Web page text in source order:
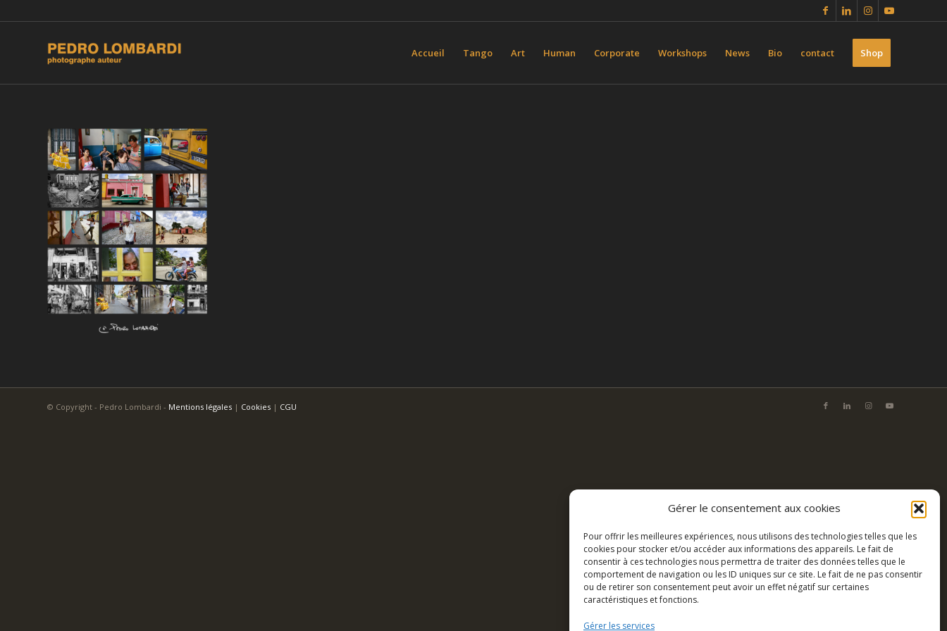
Gérer le consentement aux cookies
Pour offrir les meilleures expériences, nous utilisons des technologies telles que les
cookies pour stocker et/ou accéder aux informations des appareils. Le fait de
consentir à ces technologies nous permettra de traiter des données telles que le
comportement de navigation ou les ID uniques sur ce site. Le fait de ne pas consentir
ou de retirer son consentement peut avoir un effet négatif sur certaines
caractéristiques et fonctions.
Gérer les services
Accueil Tango Art Human Corporate Workshops News Bio contact Shop
© Copyright - Pedro Lombardi - Mentions légales | Cookies | CGU